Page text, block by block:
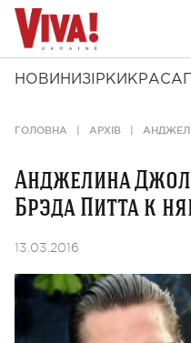
НОВИНИ ЗІРКИ КРАСА
ГОЛОВНА АРХІВ
Анджелина
Брэда Питта к
13.03.2016